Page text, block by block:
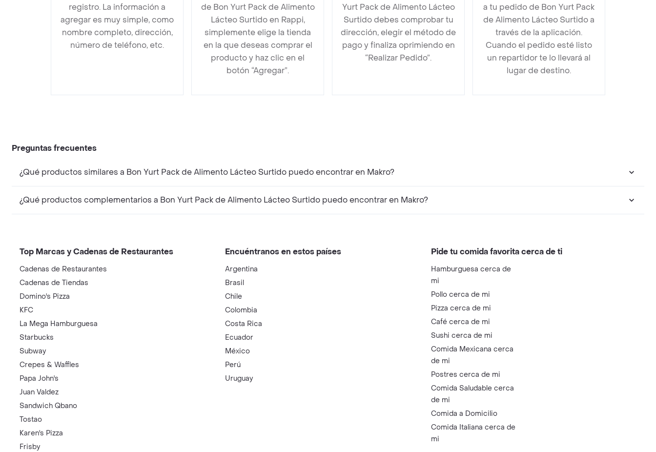
registro. La información a
agregar es muy simple, como
nombre completo, dirección,
número de teléfono, etc.
de Bon Yurt Pack de Alimento
Lácteo Surtido en Rappi,
simplemente elige la tienda
en la que deseas comprar el
producto y haz clic en el
botón “Agregar”.
Yurt Pack de Alimento Lácteo
Surtido debes comprobar tu
dirección, elegir el método de
pago y finaliza oprimiendo en
“Realizar Pedido”.
a tu pedido de Bon Yurt Pack
de Alimento Lácteo Surtido a
través de la aplicación.
Cuando el pedido esté listo
un repartidor te lo llevará al
lugar de destino.
Preguntas frecuentes
¿Qué productos similares a Bon Yurt Pack de Alimento Lácteo Surtido puedo encontrar en Makro?
¿Qué productos complementarios a Bon Yurt Pack de Alimento Lácteo Surtido puedo encontrar en Makro?
Top Marcas y Cadenas de Restaurantes
Cadenas de Restaurantes
Cadenas de Tiendas
Domino's Pizza
KFC
La Mega Hamburguesa
Starbucks
Subway
Crepes & Waffles
Papa John's
Juan Valdez
Sandwich Qbano
Tostao
Karen's Pizza
Frisby
Encuéntranos en estos países
Argentina
Brasil
Chile
Colombia
Costa Rica
Ecuador
México
Perú
Uruguay
Pide tu comida favorita cerca de ti
Hamburguesa cerca de
mi
Pollo cerca de mi
Pizza cerca de mi
Café cerca de mi
Sushi cerca de mi
Comida Mexicana cerca
de mi
Postres cerca de mi
Comida Saludable cerca
de mi
Comida a Domicilio
Comida Italiana cerca de
mi